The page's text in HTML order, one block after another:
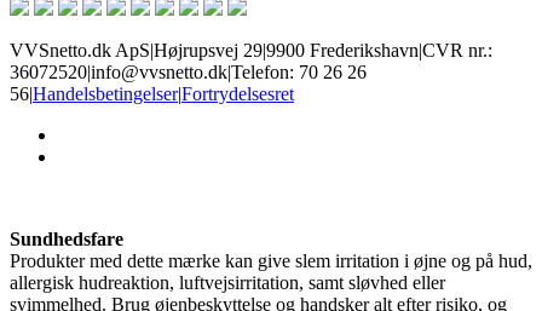
VVSnetto.dk ApS|Højrupsvej 29|9900 Frederikshavn|CVR nr.:
36072520|info@vvsnetto.dk|Telefon: 70 26 26
56|Handelsbetingelser|Fortrydelsesret
Sundhedsfare
Produkter med dette mærke kan give slem irritation i øjne og på hud,
allergisk hudreaktion, luftvejsirritation, samt sløvhed eller
svimmelhed. Brug øjenbeskyttelse og handsker alt efter risiko, og